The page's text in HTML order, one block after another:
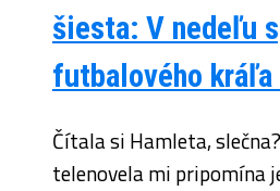
šiesta: V nedeľu
futbalového
Čítala si Hamleta,
telenovela mi pripomína